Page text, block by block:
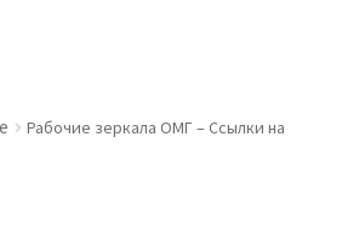
Рабочие зеркала ОМГ – Ссылки на